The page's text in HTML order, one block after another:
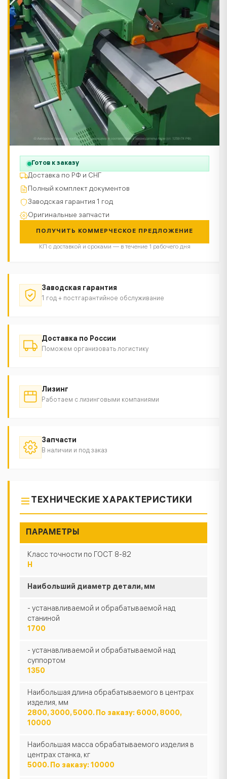
Готов к заказу
Доставка по РФ и СНГ
Полный комплект документов
Заводская гарантия 1 год
Оригинальные запчасти
ПОЛУЧИТЬ КОММЕРЧЕСКОЕ ПРЕДЛОЖЕНИЕ
КП с доставкой и сроками — в течение 1 рабочего дня
Заводская гарантия
1 год + постгарантийное обслуживание
Доставка по России
Поможем организовать логистику
Лизинг
Работаем с лизинговыми компаниями
Запчасти
В наличии и под заказ
ТЕХНИЧЕСКИЕ ХАРАКТЕРИСТИКИ
ПАРАМЕТРЫ
Класс точности по ГОСТ 8-82
Н
Наибольший диаметр детали, мм
- устанавливаемой и обрабатываемой над
станиной
1700
- устанавливаемой и обрабатываемой над
суппортом
1350
Наибольшая длина обрабатываемого в центрах
изделия, мм
2800, 3000, 5000. По заказу: 6000, 8000,
10000
Наибольшая масса обрабатываемого изделия в
центрах станка, кг
5000. По заказу: 10000